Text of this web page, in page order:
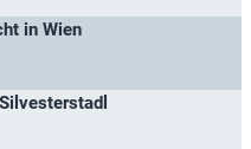
in Wien